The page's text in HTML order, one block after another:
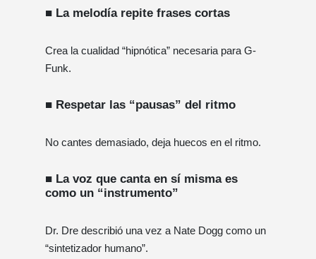
■ La melodía repite frases cortas
Crea la cualidad “hipnótica” necesaria para G-
Funk.
■ Respetar las “pausas” del ritmo
No cantes demasiado, deja huecos en el ritmo.
■ La voz que canta en sí misma es
como un “instrumento”
Dr. Dre describió una vez a Nate Dogg como un
“sintetizador humano”.